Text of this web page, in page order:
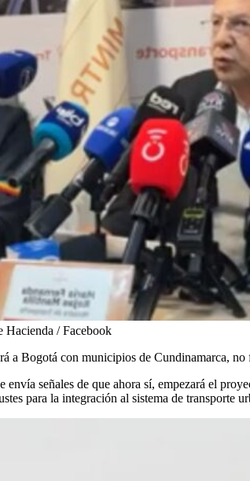
Hacienda / Facebook
a Bogotá con municipios de Cundinamarca, no
envía señales de que ahora sí, empezará el
para la integración al sistema de transporte